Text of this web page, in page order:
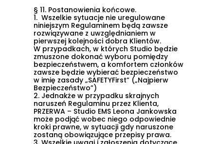
§ 11. Postanowienia końcowe.
1. Wszelkie sytuacje nie uregulowane
niniejszym Regulaminem będą zawsze
rozwiązywane z uwzględnianiem w
pierwszej kolejności dobra Klientów.
W przypadkach, w których Studio będzie
zmuszone dokonać wyboru pomiędzy
bezpieczeństwem, a komfortem członków
zawsze będzie wybierać bezpieczeństwo
w imię zasady „SAFETYFirst” („Najpierw
Bezpieczeństwo”)
2. Jednakże w przypadku skrajnych
naruszeń Regulaminu przez Klienta,
PRZERWA – Studio EMS Leona Jankowska
może podjąć wobec niego odpowiednie
kroki prawne, w sytuacji gdy naruszone
zostaną obowiązujące przepisy prawa.